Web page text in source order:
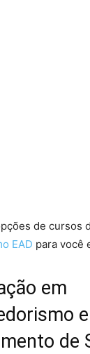
de cursos
EAD para você
em
e
de